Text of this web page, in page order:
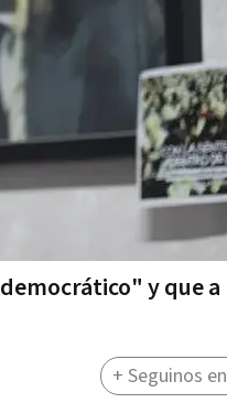
y que a
+ Seguinos en